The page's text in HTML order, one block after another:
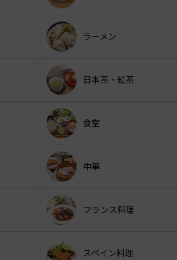
ラーメン
日本茶・紅茶
食堂
中華
フランス料理
スペイン料理